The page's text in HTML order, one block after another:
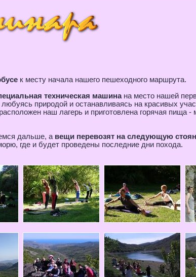
к месту начала нашего пешеходного маршрута.
техническая машинана место нашей
природой и останавливаясь на красивых
наш лагерь и приготовлена горячая пища
дальше, а вещи перевозят на следующую
где и будет проведены последние дни похода.